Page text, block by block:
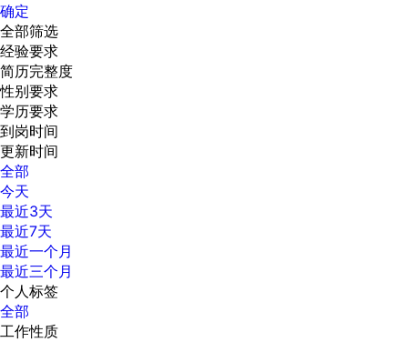
确定
全部筛选
经验要求
简历完整度
性别要求
学历要求
到岗时间
更新时间
全部
今天
最近3天
最近7天
最近一个月
最近三个月
个人标签
全部
工作性质